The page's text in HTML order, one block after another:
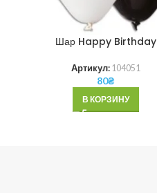
Шар Happy Birthday
Артикул: 104051
80₴
В КОРЗИНУ